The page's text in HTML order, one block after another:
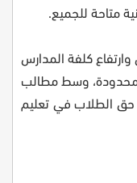
متاحة للجميع.
كلفة المدارس
محدودة، وسط مطالب
حق الطلاب في تعليم